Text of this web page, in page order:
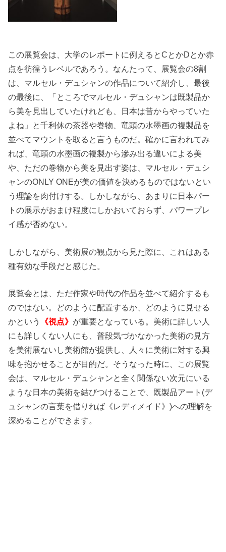
この展覧会は、大学のレポートに例えるとCとかDとか赤
点を彷徨うレベルであろう。なんたって、展覧会の8割
は、マルセル・デュシャンの作品について紹介し、最後
の最後に、「ところでマルセル・デュシャンは既製品か
ら美を見出していたけれども、日本は昔からやっていた
よね」と千利休の茶器や巻物、竜頭の水墨画の複製品を
並べてマウントを取ると言うものだ。確かに言われてみ
れば、竜頭の水墨画の複製から滲み出る違いによる美
や、ただの巻物から美を見出す姿は、マルセル・デュシ
ャンのONLY ONEが美の価値を決めるものではないとい
う理論を肉付けする。しかしながら、あまりに日本パー
トの展示がおまけ程度にしかおいておらず、パワープレ
イ感が否めない。
しかしながら、美術展の観点から見た際に、これはある
種有効な手段だと感じた。
展覧会とは、ただ作家や時代の作品を並べて紹介するも
のではない。どのように配置するか、どのように見せる
かという
《視点》 が重要となっている。美術に詳しい人
にも詳しくない人にも、普段気づかなかった美術の見方
を美術展ないし美術館が提供し、人々に美術に対する興
味を抱かせることが目的だ。そうなった時に、この展覧
会は、マルセル・デュシャンと全く関係ない次元にいる
ような日本の美術を結びつけることで、既製品アート(デ
ュシャンの言葉を借りれば《レディメイド》)への理解を
深めることができます。